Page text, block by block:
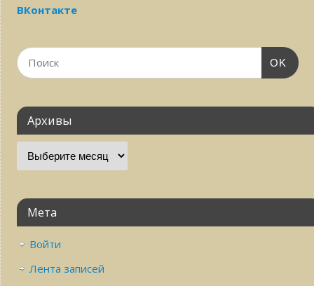
ВКонтакте
OK
Архивы
Мета
Войти
Лента записей